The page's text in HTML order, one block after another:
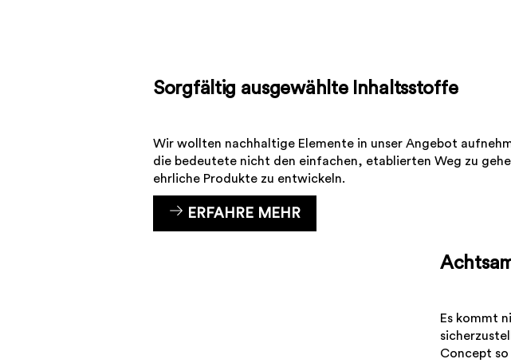
Sorgfältig ausgewählte Inhaltsstoffe
Wir wollten nachhaltige Elemente in unser Angebot
die bedeutete nicht den einfachen, etablierten Weg zu
ehrliche Produkte zu entwickeln.
ERFAHRE MEHR
Es kommt
Concept